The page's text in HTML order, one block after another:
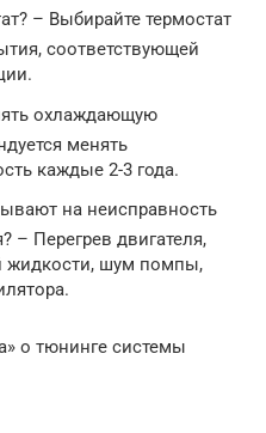
– Выбирайте термостат
соответствующей
охлаждающую
менять
каждые 2-3 года.
на неисправность
– Перегрев двигателя,
жидкости, шум помпы,
о тюнинге системы